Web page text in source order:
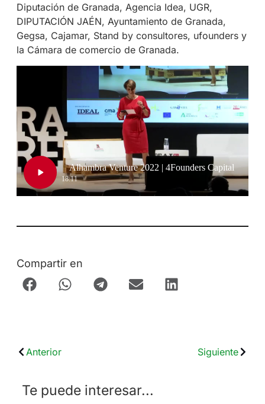
Diputación de Granada, Agencia Idea, UGR,
DIPUTACIÓN JAÉN, Ayuntamiento de Granada,
Gegsa, Cajamar, Stand by consultores, ufounders y
la Cámara de comercio de Granada.
Compartir en
Anterior Siguiente
Te puede interesar...